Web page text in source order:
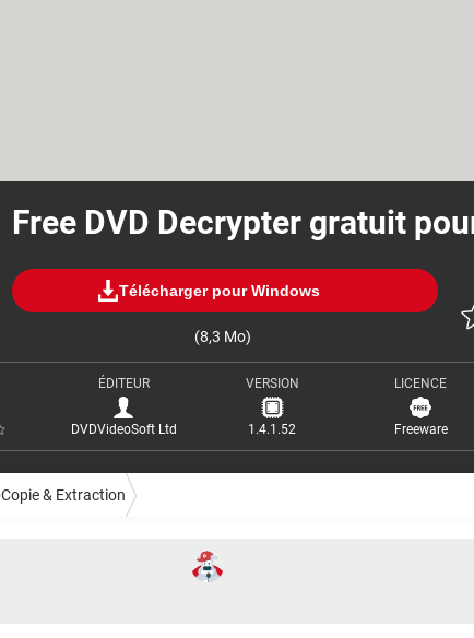
Free DVD Decrypter gratuit
Télécharger pour Windows
(8,3 Mo)
ÉDITEUR
DVDVideoSoft Ltd
VERSION
1.4.1.52
LICENCE
Freeware
Copie & Extraction